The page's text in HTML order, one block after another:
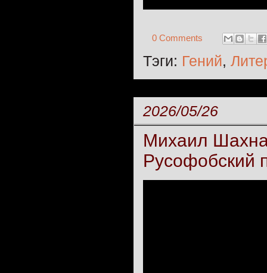
0 Comments
Тэги: Гений,
2026/05/26
Михаил
Русофобский